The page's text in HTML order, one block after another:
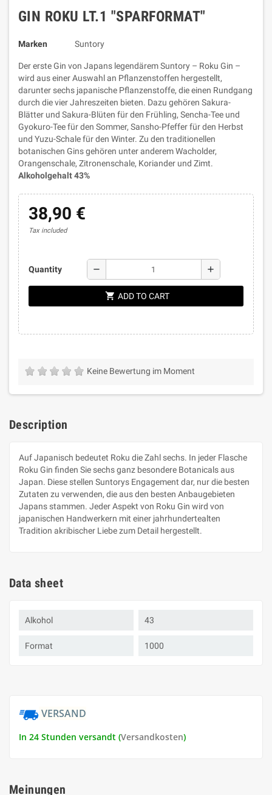
GIN ROKU LT.1 "SPARFORMAT"
Marken Suntory
Der erste Gin von Japans legendärem Suntory – Roku Gin –
wird aus einer Auswahl an Pflanzenstoffen hergestellt,
darunter sechs japanische Pflanzenstoffe, die einen Rundgang
durch die vier Jahreszeiten bieten. Dazu gehören Sakura-
Blätter und Sakura-Blüten für den Frühling, Sencha-Tee und
Gyokuro-Tee für den Sommer, Sansho-Pfeffer für den Herbst
und Yuzu-Schale für den Winter. Zu den traditionellen
botanischen Gins gehören unter anderem Wacholder,
Orangenschale, Zitronenschale, Koriander und Zimt.
Alkoholgehalt 43%
38,90 €
Tax included
Quantity remove add
shopping_cart ADD TO CART
Keine Bewertung im Moment
Description
Auf Japanisch bedeutet Roku die Zahl sechs. In jeder Flasche
Roku Gin finden Sie sechs ganz besondere Botanicals aus
Japan. Diese stellen Suntorys Engagement dar, nur die besten
Zutaten zu verwenden, die aus den besten Anbaugebieten
Japans stammen. Jeder Aspekt von Roku Gin wird von
japanischen Handwerkern mit einer jahrhundertealten
Tradition akribischer Liebe zum Detail hergestellt.
Data sheet
Alkohol 43
Format 1000
VERSAND
In 24 Stunden versandt (Versandkosten)
Meinungen